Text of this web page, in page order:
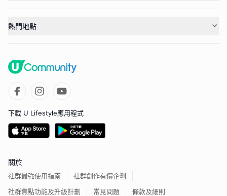
熱門地點
下載 U Lifestyle應用程式
關於
社群最強使用指南
社群創作有價企劃
社群焦點功能及升級計劃
常見問題 條款及細則